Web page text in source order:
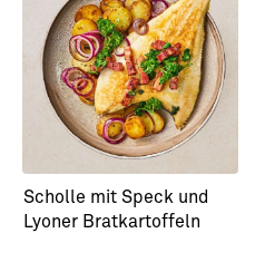
Scholle mit Speck und
Lyoner Bratkartoffeln